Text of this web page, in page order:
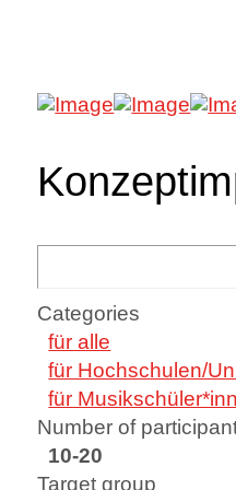
Categories
für alle
für Hochschulen/
für
Number of
10-20
Target group